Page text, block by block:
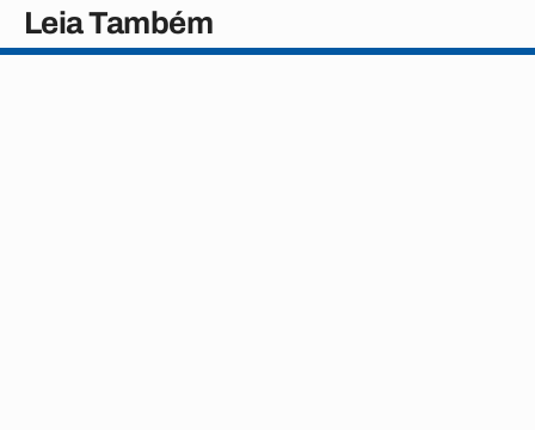
Leia Também